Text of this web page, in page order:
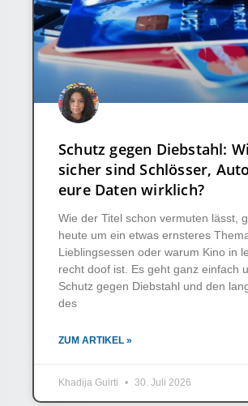
Schutz gegen Diebstahl:
sicher sind Schlösser,
eure Daten wirklich?
Wie der Titel schon vermuten lässt,
heute um ein etwas ernsteres
Lieblingsessen oder warum Kino in
recht doof ist. Es geht ganz einfach
Schutz gegen Diebstahl und den
des
ZUM ARTIKEL »
Khadija Guirti 30. Juli 2026